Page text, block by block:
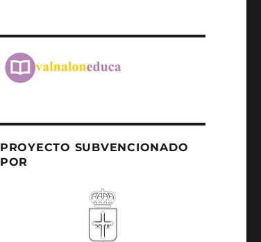
PROYECTO SUBVENCIONADO
POR